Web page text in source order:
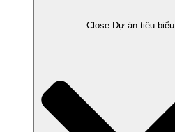
Close Dự án tiêu biểu